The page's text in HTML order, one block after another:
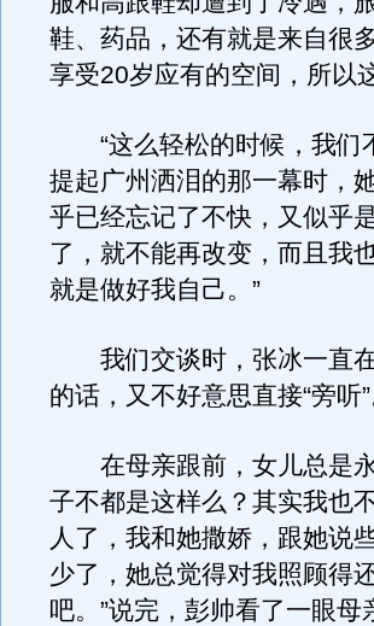
鞋、药品，还有就是来自很
享受20岁应有的空间，所以
“这么轻松的时候，我们
提起广州洒泪的那一幕时，
乎已经忘记了不快，又似乎
了，就不能再改变，而且我
就是做好我自己。”
我们交谈时，张冰一直在
的话，又不好意思直接“旁听”
在母亲跟前，女儿总是永
子不都是这样么？其实我也
人了，我和她撒娇，跟她说
少了，她总觉得对我照顾得
吧。”说完，彭帅看了一眼母